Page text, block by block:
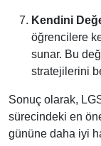
Kendini
öğrencilere
sunar. Bu
stratejilerini
Sonuç olarak, LGS
sürecindeki en
gününe daha iyi